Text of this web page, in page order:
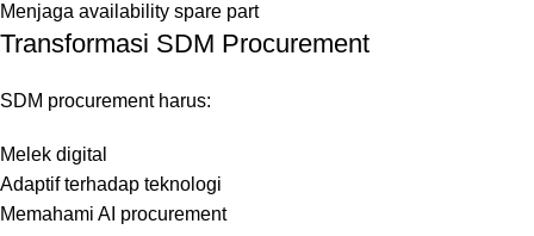
Menjaga availability spare part
Transformasi SDM Procurement
SDM procurement harus:
Melek digital
Adaptif terhadap teknologi
Memahami AI procurement